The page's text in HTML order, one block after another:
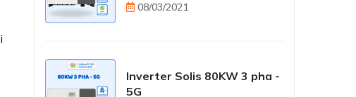
08/03/2021
Inverter Solis 80KW 3 pha -
5G